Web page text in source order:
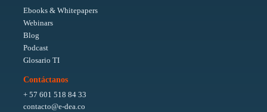
Ebooks & Whitepapers
Webinars
Blog
Podcast
Glosario TI
Contáctanos
+ 57 601 518 84 33
contacto@e-dea.co